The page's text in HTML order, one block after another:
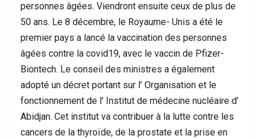
personnes âgées. Viendront ensuite ceux de plus de
50 ans. Le 8 décembre, le Royaume- Unis a été le
premier pays a lancé la vaccination des personnes
âgées contre la covid19, avec le vaccin de Pfizer-
Biontech. Le conseil des ministres a également
adopté un décret portant sur l’ Organisation et le
fonctionnement de l’ Institut de médecine nucléaire d’
Abidjan. Cet institut va contribuer à la lutte contre les
cancers de la thyroïde, de la prostate et la prise en